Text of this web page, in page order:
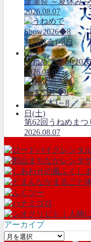
2026.08.07
うねめで
2026.08.07
第62回うねめま
2026.08.07
アーカイブ
ア